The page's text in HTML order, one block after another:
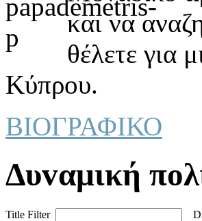
και να
θέλετε για
Κύπρου.
ΒΙΟΓΡΑΦΙΚΟ
Δυvαμική
Title Filter